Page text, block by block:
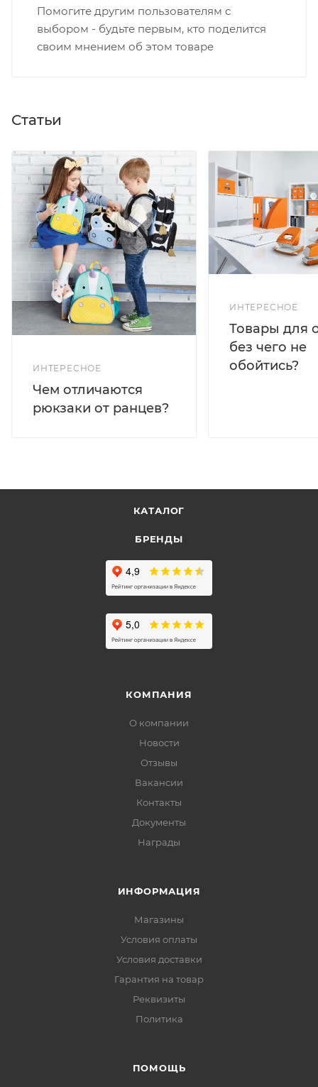
Помогите другим пользователям с
выбором - будьте первым, кто поделится
своим мнением об этом товаре
Статьи
ИНТЕРЕСНОЕ
Чем отличаются
рюкзаки от ранцев?
ИНТЕРЕСНОЕ
Товары для
без чего не
обойтись?
КАТАЛОГ
БРЕНДЫ
КОМПАНИЯ
О компании
Новости
Отзывы
Вакансии
Контакты
Документы
Награды
ИНФОРМАЦИЯ
Магазины
Условия оплаты
Условия доставки
Гарантия на товар
Реквизиты
Политика
ПОМОЩЬ